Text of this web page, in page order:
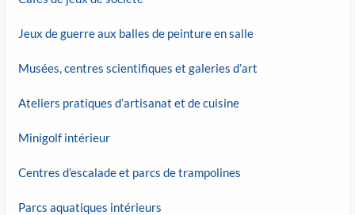
Jeux de guerre aux balles de peinture en salle
Musées, centres scientifiques et galeries d’art
Ateliers pratiques d’artisanat et de cuisine
Minigolf intérieur
Centres d’escalade et parcs de trampolines
Parcs aquatiques intérieurs